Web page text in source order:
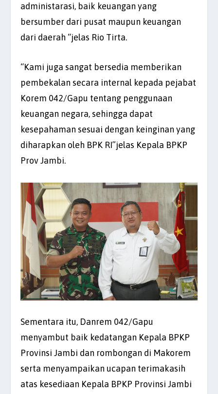
administarasi, baik keuangan yang
bersumber dari pusat maupun keuangan
dari daerah “jelas Rio Tirta.
“Kami juga sangat bersedia memberikan
pembekalan secara internal kepada pejabat
Korem 042/Gapu tentang penggunaan
keuangan negara, sehingga dapat
kesepahaman sesuai dengan keinginan yang
diharapkan oleh BPK RI”jelas Kepala BPKP
Prov Jambi.
Sementara itu, Danrem 042/Gapu
menyambut baik kedatangan Kepala BPKP
Provinsi Jambi dan rombongan di Makorem
serta menyampaikan ucapan terimakasih
atas kesediaan Kepala BPKP Provinsi Jambi